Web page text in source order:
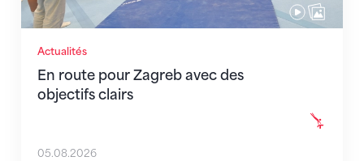
Actualités
En route pour Zagreb avec des
objectifs clairs
05.08.2026